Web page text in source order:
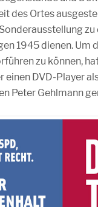
des Ortes
zu
1945 dienen. Um
zu können,
einen DVD-Player
Peter Gehlmann